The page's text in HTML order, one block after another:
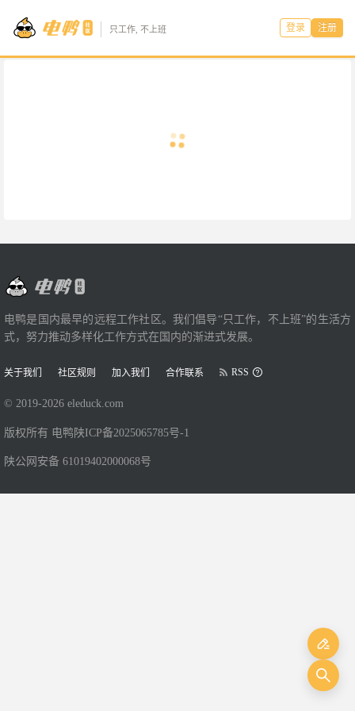
只工作, 不上班 登录 注册
电鸭是国内最早的远程工作社区。我们倡导“只工作，不上班”的生活方
式，努力推动多样化工作方式在国内的渐进式发展。
关于我们 社区规则 加入我们 合作联系 RSS
© 2019-2026 eleduck.com
版权所有 电鸭 陕ICP备2025065785号-1
陕公网安备 61019402000068号